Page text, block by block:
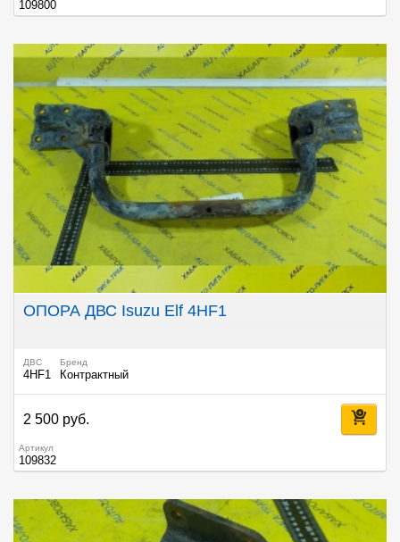
109800
ОПОРА ДВС Isuzu Elf 4HF1
ДВС
4HF1
Бренд
Контрактный
2 500 руб.
Артикул
109832